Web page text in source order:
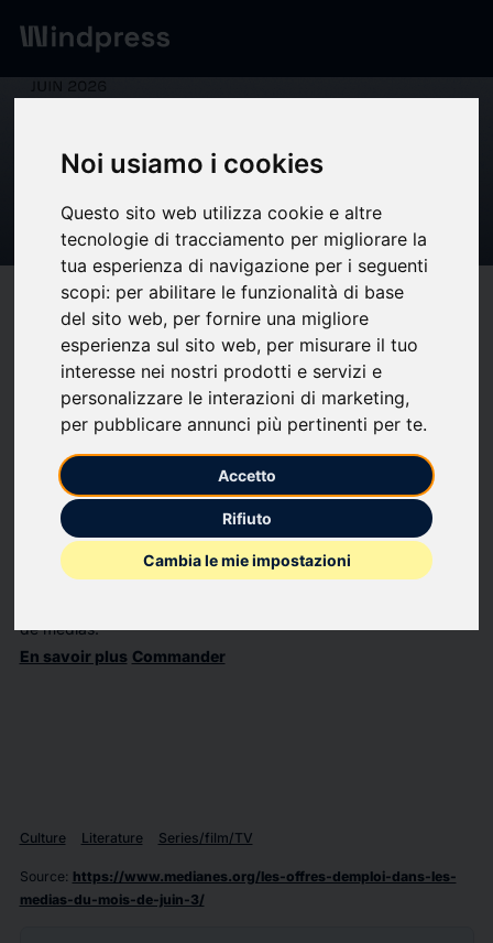
Noi usiamo i cookies
Questo sito web utilizza cookie e altre
tecnologie di tracciamento per migliorare la
tua esperienza di navigazione per i seguenti
scopi: per abilitare le funzionalità di base
del sito web, per fornire una migliore
esperienza sul sito web, per misurare il tuo
interesse nei nostri prodotti e servizi e
personalizzare le interazioni di marketing,
per pubblicare annunci più pertinenti per te.
Accetto
Rifiuto
Cambia le mie impostazioni
médias du mois de juin
Compatibility help
(0)bookmark_borderupload Share
Créer un média, notre
premier livre
Nous publions notre premier ouvrage, un manuel pratique
destiné à celles et ceux qui souhaitent lancer un média
indépendant et engagé. Ce projet réunit notre méthode, nos
de médias.
En savoir plus Commander
Culture Literature Series/film/TV
Source: https://www.medianes.org/les-offres-demploi-dans-les-
medias-du-mois-de-juin-3/